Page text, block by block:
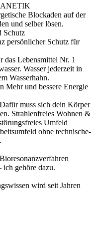
Blockaden auf der
und selber lösen.
Schutz
persönlicher Schutz für
das Lebensmittel Nr. 1
Wasser jederzeit in
Wasserhahn.
Mehr und bessere Energie
muss sich dein Körper
Strahlenfreies Wohnen &
Umfeld
ohne technische-
gehöre dazu.
wird seit Jahren